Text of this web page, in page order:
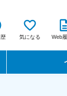
気になる Web